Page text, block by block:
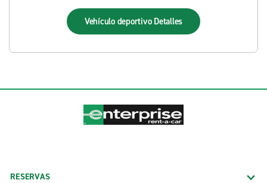
Vehículo deportivo Detalles
RESERVAS